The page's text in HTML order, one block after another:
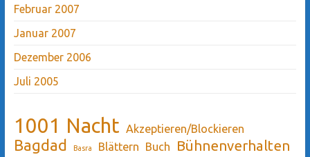
Februar 2007
Januar 2007
Dezember 2006
Juli 2005
1001 Nacht Akzeptieren/Blockieren
Bagdad Basra Blättern Buch Bühnenverhalten